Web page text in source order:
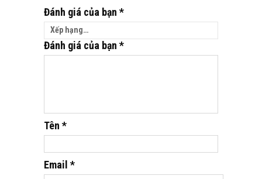
Đánh giá của bạn *
Đánh giá của bạn *
Tên *
Email *